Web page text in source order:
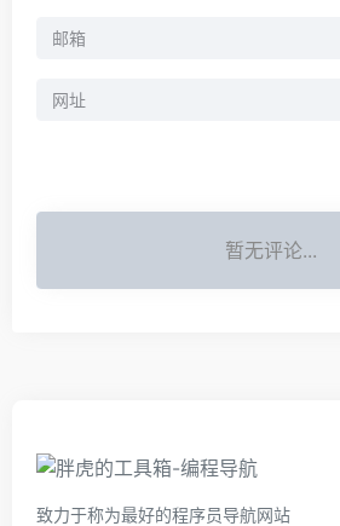
暂无评论...
致力于称为最好的程序员导航网站